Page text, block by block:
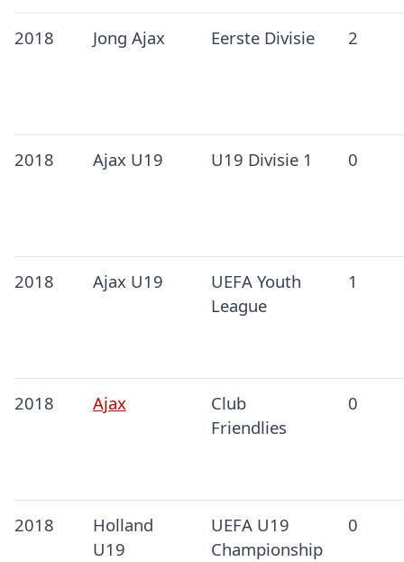
2018 Jong Ajax Eerste Divisie 2
2018 Ajax U19 U19 Divisie 1 0
2018 Ajax U19
UEFA Youth
League
1
2018 Ajax
Club
Friendlies
0
2018
Holland
U19
UEFA U19
Championship
0